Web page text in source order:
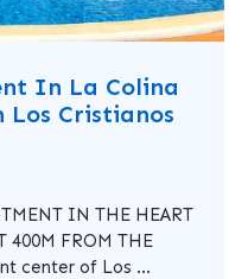
In La Colina
Los Cristianos
IN THE HEART
400M FROM THE
center of Los ...